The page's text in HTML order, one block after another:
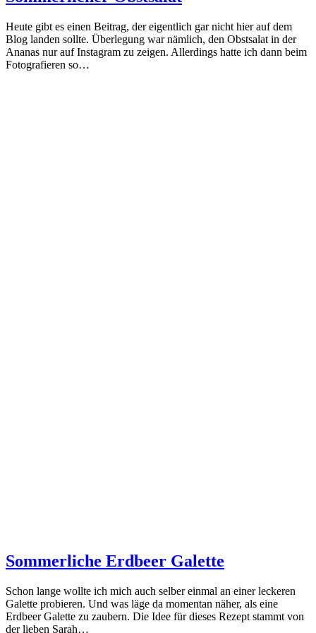
Heute gibt es einen Beitrag, der eigentlich gar nicht hier auf dem
Blog landen sollte. Überlegung war nämlich, den Obstsalat in der
Ananas nur auf Instagram zu zeigen. Allerdings hatte ich dann beim
Fotografieren so…
Sommerliche Erdbeer Galette
Schon lange wollte ich mich auch selber einmal an einer leckeren
Galette probieren. Und was läge da momentan näher, als eine
Erdbeer Galette zu zaubern. Die Idee für dieses Rezept stammt von
der lieben Sarah…